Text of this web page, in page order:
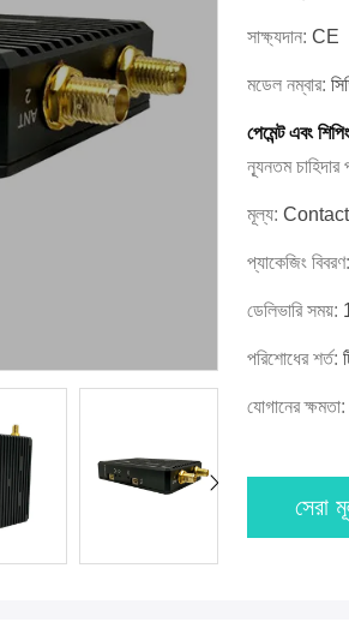
সাক্ষ্যদান: CE
মডেল নম্বার:
পেমেন্ট এবং
ন্যূনতম চাহিদার
মূল্য:
প্যাকেজিং বিবরণ:
ডেলিভারি সময়:
পরিশোধের শর্ত:
যোগানের ক্ষমতা:
সেরা